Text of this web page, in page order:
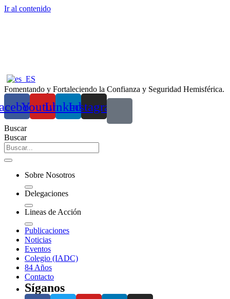
Ir al contenido
Fomentando y Fortaleciendo la Confianza y Seguridad Hemisférica.
YoutubeLinkedin
Instagram
Buscar
Buscar
Sobre Nosotros
Delegaciones
Lineas de Acción
Publicaciones
Noticias
Eventos
Colegio (IADC)
84 Años
Contacto
Síganos